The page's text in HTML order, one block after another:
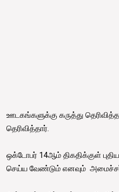
ஊடகங்களுக்கு கருத்து
தெரிவித்தார்.
ஒக்டோபர் 14ஆம் திகதிக்குள்
செய்ய வேண்டும் எனவும் அமைச்சர்